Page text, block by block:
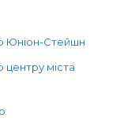
Юніон-Стейшн
центру міста